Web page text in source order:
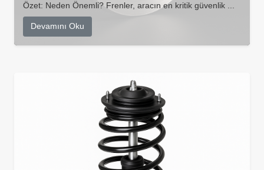
Özet: Neden Önemli? Frenler, aracın en kritik güvenlik ...
Devamını Oku